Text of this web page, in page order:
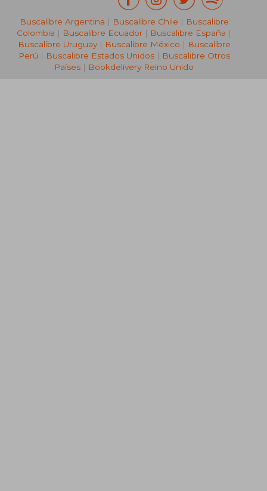
Buscalibre Argentina | Buscalibre Chile | Buscalibre
Colombia | Buscalibre Ecuador | Buscalibre España |
Buscalibre Uruguay| Buscalibre México | Buscalibre
Perú | Buscalibre Estados Unidos| Buscalibre Otros
Países | Bookdelivery Reino Unido